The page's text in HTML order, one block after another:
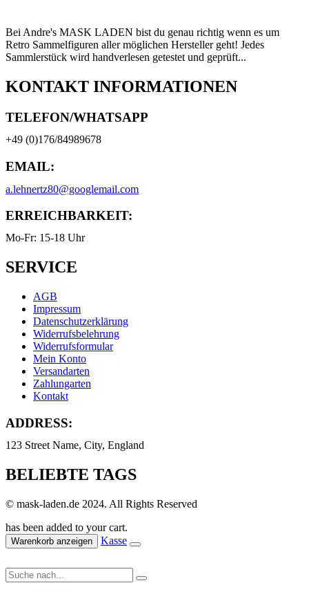
Bei Andre's MASK LADEN bist du genau richtig wenn es um
Retro Sammelfiguren aller möglichen Hersteller geht! Jedes
Sammlerstück wird handverlesen getestet und geprüft...
KONTAKT INFORMATIONEN
TELEFON/WHATSAPP
+49 (0)176/84989678
EMAIL:
a.lehnertz80@googlemail.com
ERREICHBARKEIT:
Mo-Fr: 15-18 Uhr
SERVICE
AGB
Impressum
Datenschutzerklärung
Widerrufsbelehrung
Widerrufsformular
Mein Konto
Versandarten
Zahlungarten
Kontakt
ADDRESS:
123 Street Name, City, England
BELIEBTE TAGS
© mask-laden.de 2024. All Rights Reserved
has been added to your cart.
Warenkorb anzeigen Kasse